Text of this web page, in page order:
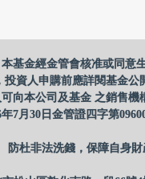
本基金經金管會核准或同
投資人申購前應詳閱基金
向本公司及基金 之銷售
7月30日金管證四字第
防杜非法洗錢，保障自身